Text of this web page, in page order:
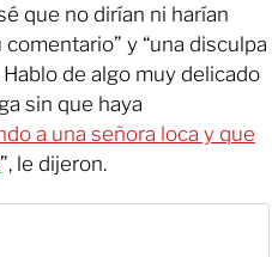
que no dirían ni harían
y “una disculpa
de algo muy delicado
sin que haya
a una señora loca y que
”, le dijeron.